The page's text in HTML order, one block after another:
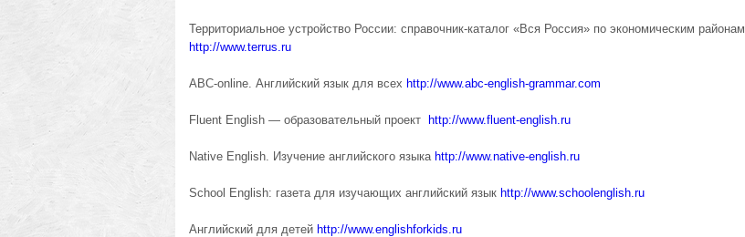
Территориальное устройство России: справочник-каталог «Вся Россия» по экономическим районам
http://www.terrus.ru
ABC-online. Английский язык для всех http://www.abc-english-grammar.com
Fluent English — образовательный проект http://www.fluent-english.ru
Native English. Изучение английского языка http://www.native-english.ru
School English: газета для изучающих английский язык http://www.schoolenglish.ru
Английский для детей http://www.englishforkids.ru